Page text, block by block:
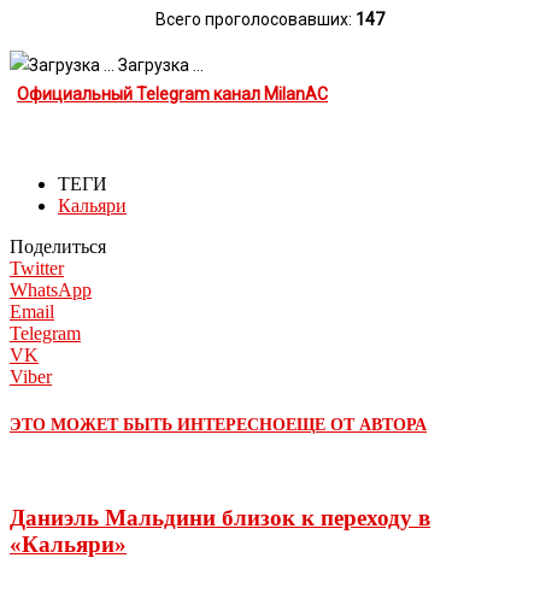
Всего проголосовавших: 147
Загрузка ...
Официальный Telegram канал MilanAC
ТЕГИ
Кальяри
Поделиться
Twitter
WhatsApp
Email
Telegram
VK
Viber
ЭТО МОЖЕТ БЫТЬ ИНТЕРЕСНОЕЩЕ ОТ АВТОРА
Даниэль Мальдини близок к переходу в
«Кальяри»